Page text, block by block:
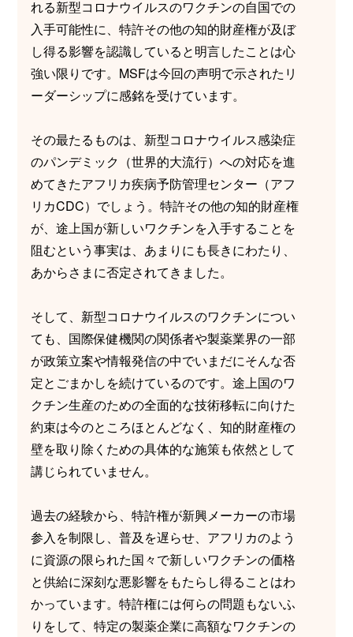
れる新型コロナウイルスのワクチンの自国での
入手可能性に、特許その他の知的財産権が及ぼ
し得る影響を認識していると明言したことは心
強い限りです。MSFは今回の声明で示されたリ
ーダーシップに感銘を受けています。
その最たるものは、新型コロナウイルス感染症
のパンデミック（世界的大流行）への対応を進
めてきたアフリカ疾病予防管理センター（アフ
リカCDC）でしょう。特許その他の知的財産権
が、途上国が新しいワクチンを入手することを
阻むという事実は、あまりにも長きにわたり、
あからさまに否定されてきました。
そして、新型コロナウイルスのワクチンについ
ても、国際保健機関の関係者や製薬業界の一部
が政策立案や情報発信の中でいまだにそんな否
定とごまかしを続けているのです。途上国のワ
クチン生産のための全面的な技術移転に向けた
約束は今のところほとんどなく、知的財産権の
壁を取り除くための具体的な施策も依然として
講じられていません。
過去の経験から、特許権が新興メーカーの市場
参入を制限し、普及を遅らせ、アフリカのよう
に資源の限られた国々で新しいワクチンの価格
と供給に深刻な悪影響をもたらし得ることはわ
かっています。特許権には何らの問題もないふ
りをして、特定の製薬企業に高額なワクチンの